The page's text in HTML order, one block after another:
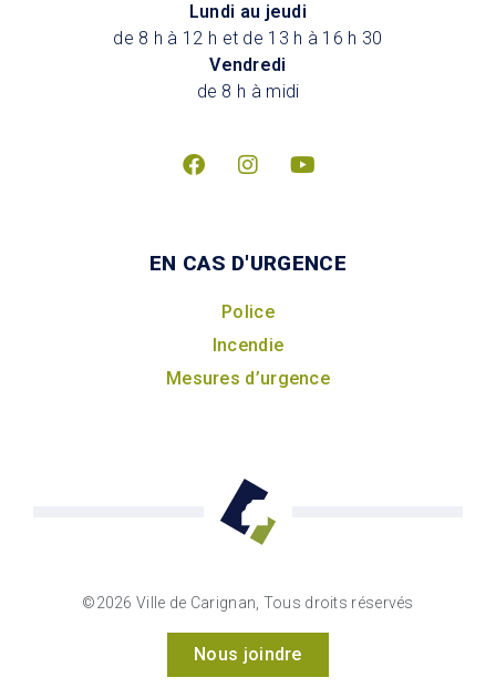
Lundi au jeudi
de 8 h à 12 h et de 13 h à 16 h 30
Vendredi
de 8 h à midi
EN CAS D'URGENCE
Police
Incendie
Mesures d’urgence
©2026 Ville de Carignan, Tous droits réservés
Nous joindre